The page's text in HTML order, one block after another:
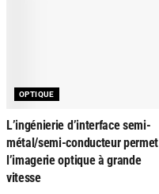
OPTIQUE
L’ingénierie d’interface semi-
métal/semi-conducteur permet
l’imagerie optique à grande
vitesse